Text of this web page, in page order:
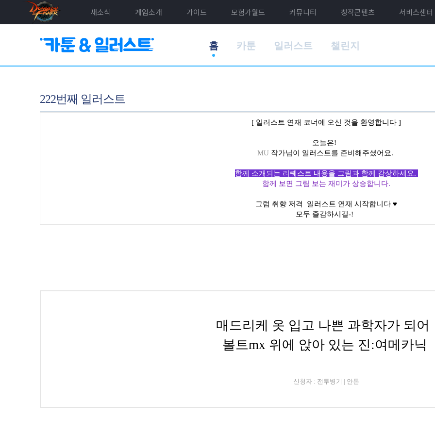
새소식 게임소개 가이드 모험가월드 커뮤니티 창작콘텐츠 서비스센터
홈 카툰 일러스트 챌린지
222번째 일러스트
[ 일러스트 연재 코너에 오신 것을 환영합니다 ]
오늘은!
MU 작가님이 일러스트를 준비해주셨어요.
함께 소개되는 리퀘스트 내용을 그림과 함께 감상하세요.
함께 보면 그림 보는 재미가 상승합니다.
그럼 취향 저격 일러스트 연재 시작합니다 ♥
모두 즐감하시길-!
매드리케 옷 입고 나쁜 과학자가 되
볼트mx 위에 앉아 있는 진:여메카닉
신청자 : 전투병기 | 안톤